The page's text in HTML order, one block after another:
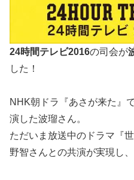
24時間テレビ2016の司会が
した！
NHK朝ドラ『あさが来た』
演した波瑠さん。
ただいま放送中のドラマ『
野智さんとの共演が実現し